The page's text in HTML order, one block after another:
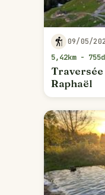
09/05/
5,42km -
Traversée
Raphaël